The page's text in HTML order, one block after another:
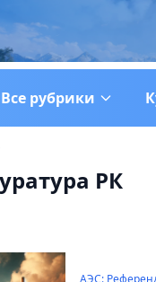
Все рубрики
РК
АЭС: